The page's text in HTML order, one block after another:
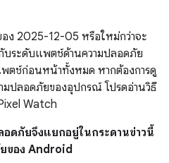
ง 2025-12-05 หรือใหม่กว่าจะ
ระดับแพตช์ด้านความปลอดภัย
ตช์ก่อนหน้าทั้งหมด หากต้องการดู
มปลอดภัยของอุปกรณ์ โปรดอ่านวิธี
Watch
อดภัยจึงแยกอยู่ในกระดานข่าวนี้
ของ Android